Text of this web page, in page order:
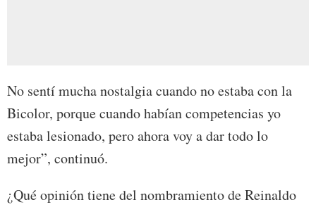
No sentí mucha nostalgia cuando no estaba con la
Bicolor, porque cuando habían competencias yo
estaba lesionado, pero ahora voy a dar todo lo
mejor”, continuó.
¿Qué opinión tiene del nombramiento de Reinaldo